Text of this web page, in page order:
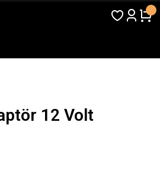
12 Volt